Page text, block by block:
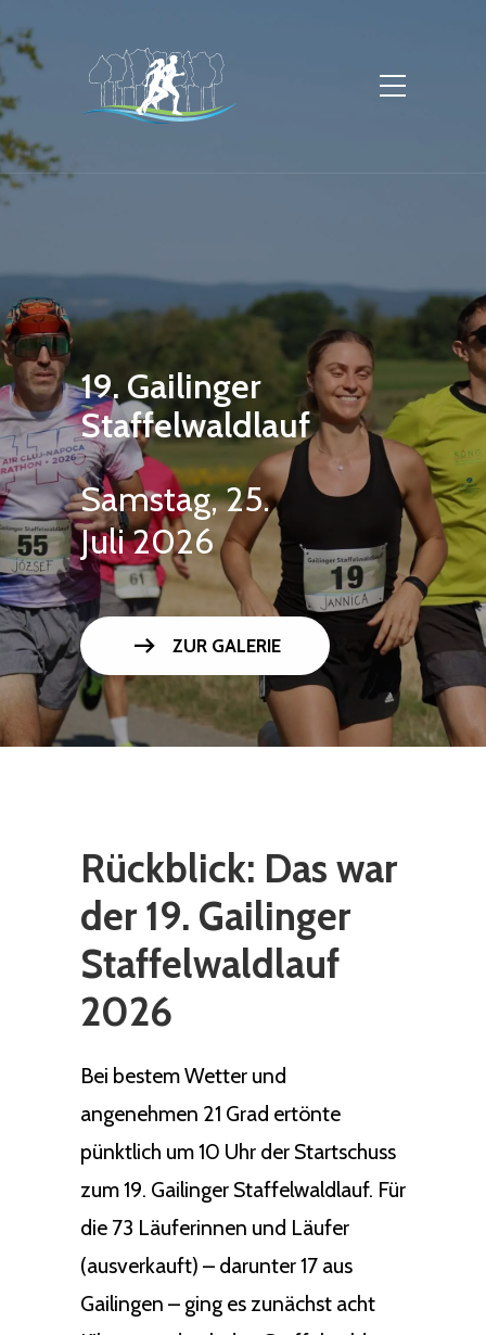
19. Gailinger
Staffelwaldlauf
Samstag, 25.
Juli 2026
arrow_right_alt ZUR GALERIE
Rückblick: Das war
der 19. Gailinger
Staffelwaldlauf
2026
Bei bestem Wetter und
angenehmen 21 Grad ertönte
pünktlich um 10 Uhr der Startschuss
zum 19. Gailinger Staffelwaldlauf. Für
die 73 Läuferinnen und Läufer
(ausverkauft) – darunter 17 aus
Gailingen – ging es zunächst acht